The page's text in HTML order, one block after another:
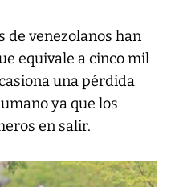
de venezolanos han
equivale a cinco mil
una pérdida
ya que los
en salir.